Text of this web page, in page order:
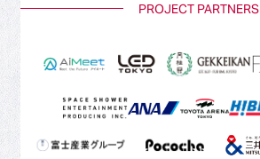
PROJECT PARTNERS